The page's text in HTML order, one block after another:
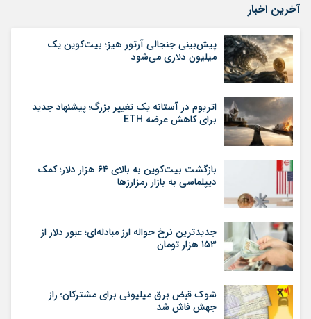
آخرین اخبار
پیش‌بینی جنجالی آرتور هیز؛ بیت‌کوین یک
میلیون دلاری می‌شود
اتریوم در آستانه یک تغییر بزرگ؛ پیشنهاد جدید
برای کاهش عرضه ETH
بازگشت بیت‌کوین به بالای ۶۴ هزار دلار؛ کمک
دیپلماسی به بازار رمزارزها
جدیدترین نرخ حواله ارز مبادله‌ای؛ عبور دلار از
۱۵۳ هزار تومان
شوک قبض برق میلیونی برای مشترکان؛ راز
جهش فاش شد